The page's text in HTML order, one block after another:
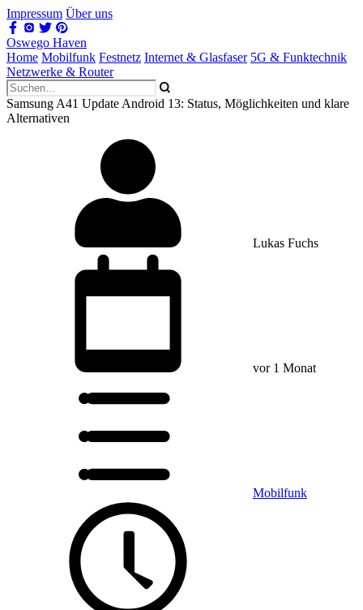
Impressum Über uns
Oswego Haven
Home Mobilfunk Festnetz Internet & Glasfaser 5G & Funktechnik
Netzwerke & Router
Samsung A41 Update Android 13: Status, Möglichkeiten und klare
Alternativen
Lukas Fuchs
vor 1 Monat
Mobilfunk